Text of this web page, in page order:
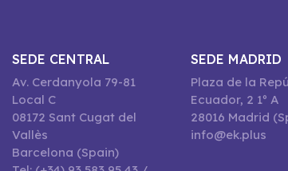
SEDE CENTRAL
Av. Cerdanyola 79-81
Local C
08172 Sant Cugat del
Vallès
Barcelona (Spain)
SEDE MADRID
Plaza de la
Ecuador, 2 1º A
28016 Madrid
info@ek.plus